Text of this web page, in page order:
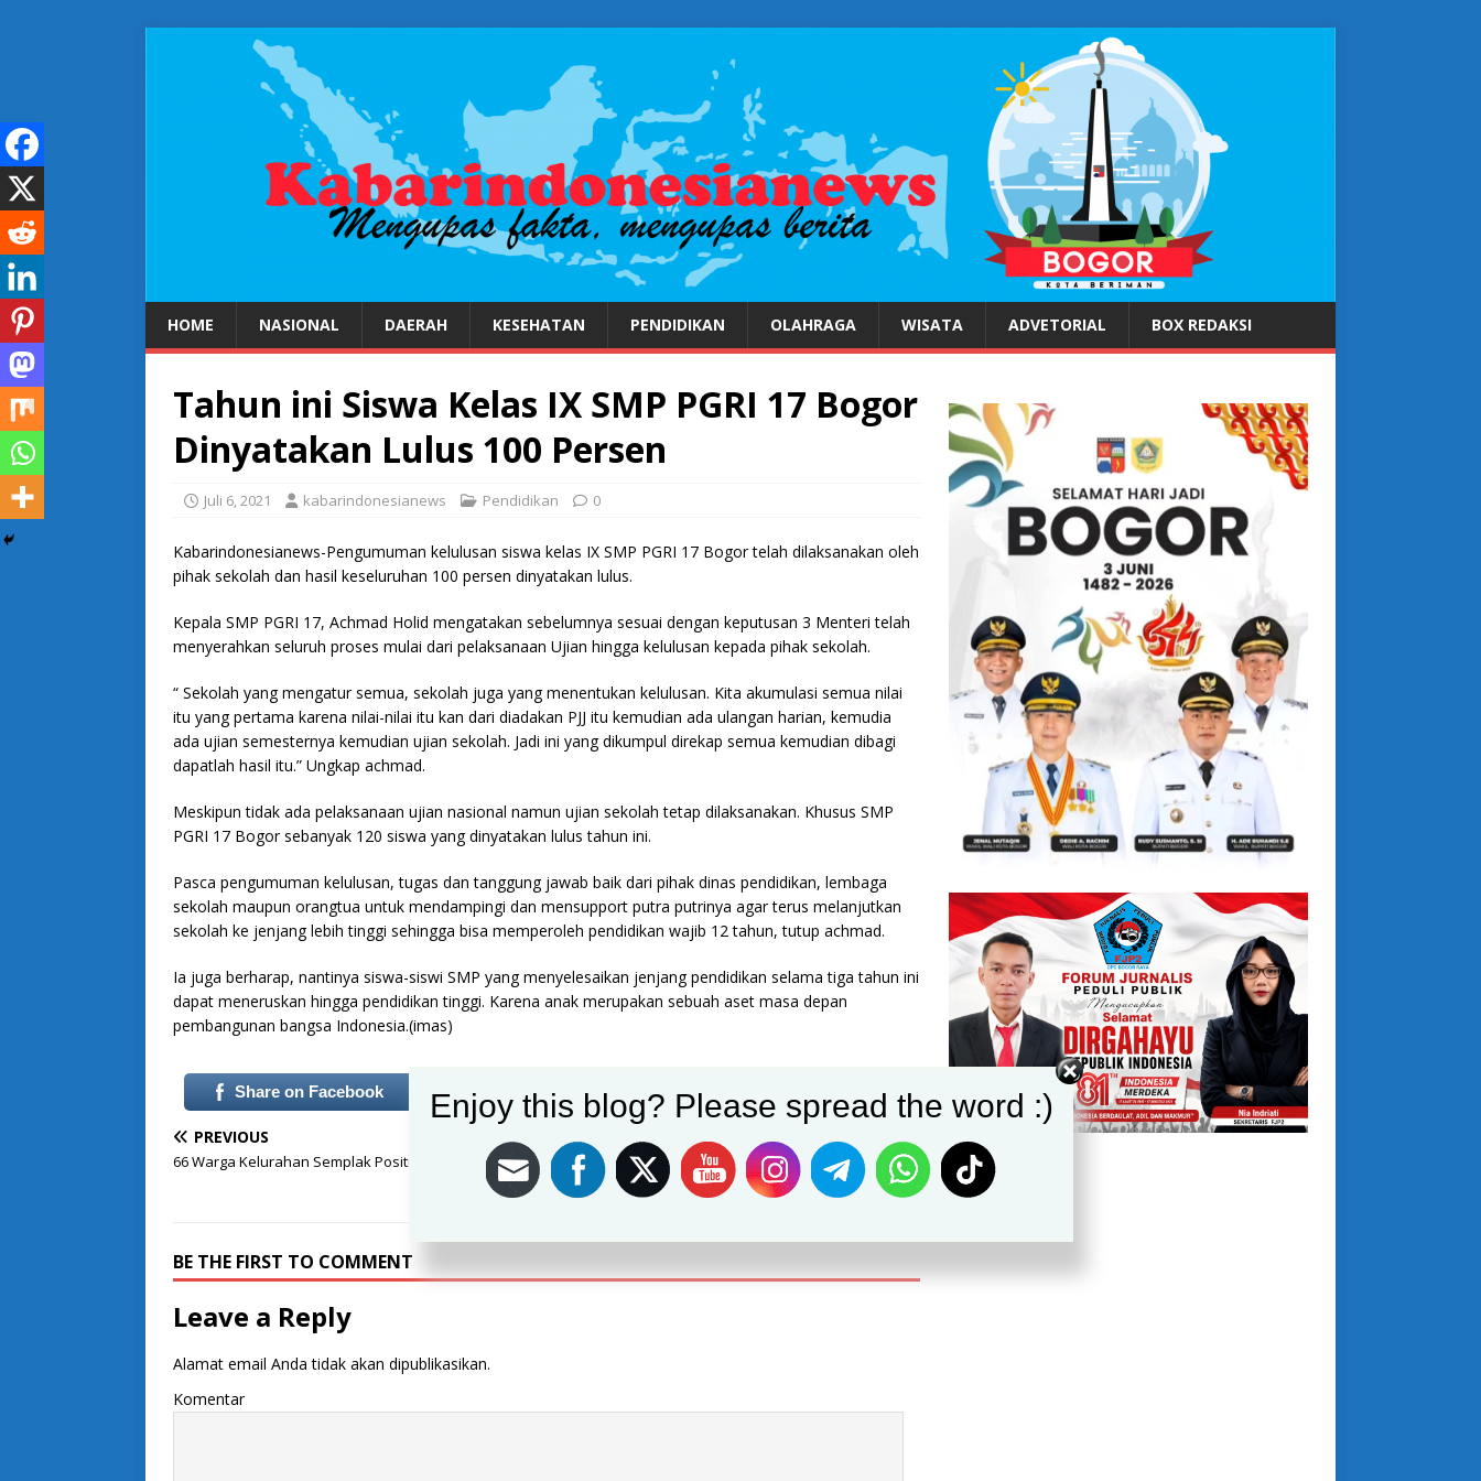
HOME NASIONAL DAERAH KESEHATAN PENDIDIKAN OLAHRAGA WISATA ADVETORIAL BOX REDAKSI
Tahun ini Siswa Kelas IX SMP PGRI 17 Bogor
Dinyatakan Lulus 100 Persen
Juli 6, 2021 kabarindonesianews Pendidikan 0
Kabarindonesianews-Pengumuman kelulusan siswa kelas IX SMP PGRI 17 Bogor telah dilaksanakan oleh
pihak sekolah dan hasil keseluruhan 100 persen dinyatakan lulus.
Kepala SMP PGRI 17, Achmad Holid mengatakan sebelumnya sesuai dengan keputusan 3 Menteri telah
menyerahkan seluruh proses mulai dari pelaksanaan Ujian hingga kelulusan kepada pihak sekolah.
“ Sekolah yang mengatur semua, sekolah juga yang menentukan kelulusan. Kita akumulasi semua nilai
itu yang pertama karena nilai-nilai itu kan dari diadakan PJJ itu kemudian ada ulangan harian, kemudia
ada ujian semesternya kemudian ujian sekolah. Jadi ini yang dikumpul direkap semua kemudian dibagi
dapatlah hasil itu.” Ungkap achmad.
Meskipun tidak ada pelaksanaan ujian nasional namun ujian sekolah tetap dilaksanakan. Khusus SMP
PGRI 17 Bogor sebanyak 120 siswa yang dinyatakan lulus tahun ini.
Pasca pengumuman kelulusan, tugas dan tanggung jawab baik dari pihak dinas pendidikan, lembaga
sekolah maupun orangtua untuk mendampingi dan mensupport putra putrinya agar terus melanjutkan
sekolah ke jenjang lebih tinggi sehingga bisa memperoleh pendidikan wajib 12 tahun, tutup achmad.
Ia juga berharap, nantinya siswa-siswi SMP yang menyelesaikan jenjang pendidikan selama tiga tahun ini
dapat meneruskan hingga pendidikan tinggi. Karena anak merupakan sebuah aset masa depan
pembangunan bangsa Indonesia.(imas)
Share on Facebook Post on X Follow us Save
PREVIOUS
66 Warga Kelurahan Semplak Positif Covid-19
NEXT
Danrem 061/Sk Pantau Penerapan PPKM Darurat
Stasion KRL Bogor
BE THE FIRST TO COMMENT
Leave a Reply
Alamat email Anda tidak akan dipublikasikan.
Komentar
Enjoy this blog? Please spread the word :)